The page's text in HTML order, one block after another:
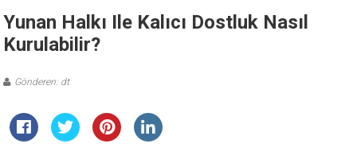
Yunan Halkı Ile Kalıcı Dostluk Nasıl
Kurulabilir?
Gönderen: dt